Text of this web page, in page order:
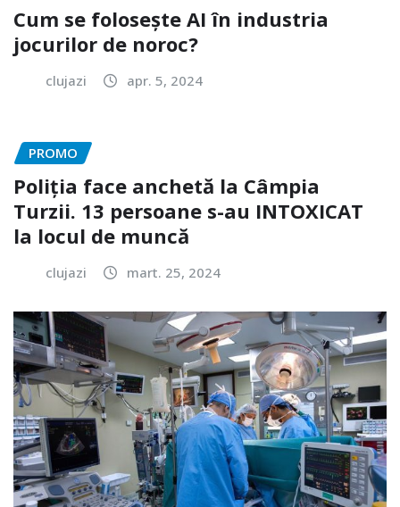
Cum se folosește AI în industria
jocurilor de noroc?
clujazi apr. 5, 2024
PROMO
Poliția face anchetă la Câmpia
Turzii. 13 persoane s-au INTOXICAT
la locul de muncă
clujazi mart. 25, 2024